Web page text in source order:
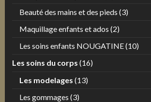
Beauté des mains et des pieds (3)
Maquillage enfants et ados (2)
Les soins enfants NOUGATINE(10)
Les soins du corps (16)
Les modelages (13)
Les gommages (3)